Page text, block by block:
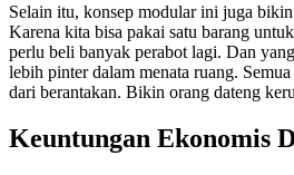
Selain itu, konsep modular ini juga
Karena kita bisa pakai satu barang
perlu beli banyak perabot lagi. Dan
lebih pinter dalam menata ruang.
dari berantakan. Bikin orang dateng
Keuntungan Ekonomis